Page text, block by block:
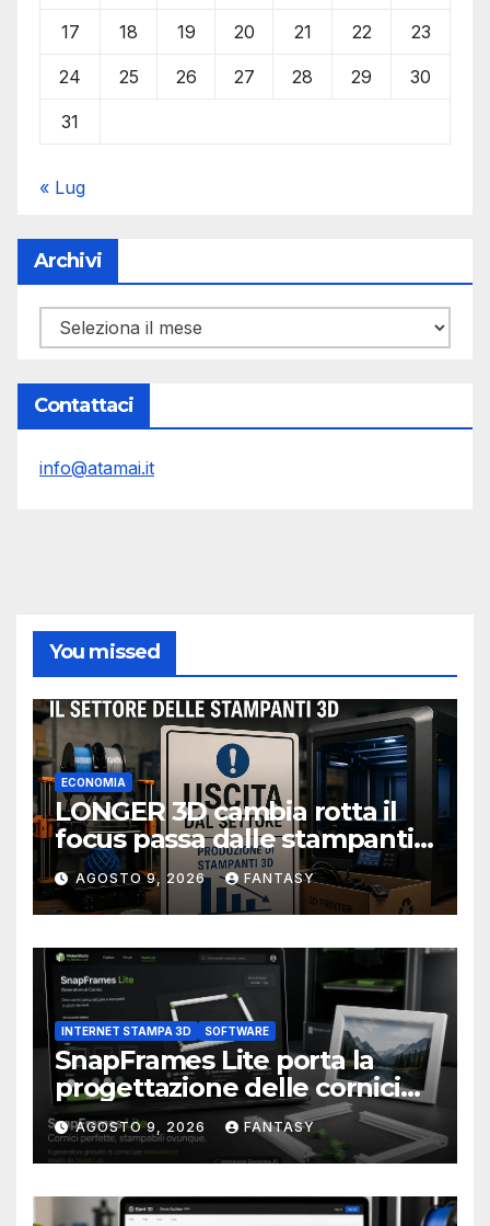
17 18 19 20 21 22 23
24 25 26 27 28 29 30
31
« Lug
Archivi
Archivi
Contattaci
info@atamai.it
You missed
ECONOMIA
LONGER 3D cambia rotta il
focus passa dalle stampanti
3D alla stampa UV?
AGOSTO 9, 2026 FANTASY
INTERNET STAMPA 3D SOFTWARE
SnapFrames Lite porta la
progettazione delle cornici
personalizzate direttamente
nel browser
AGOSTO 9, 2026 FANTASY